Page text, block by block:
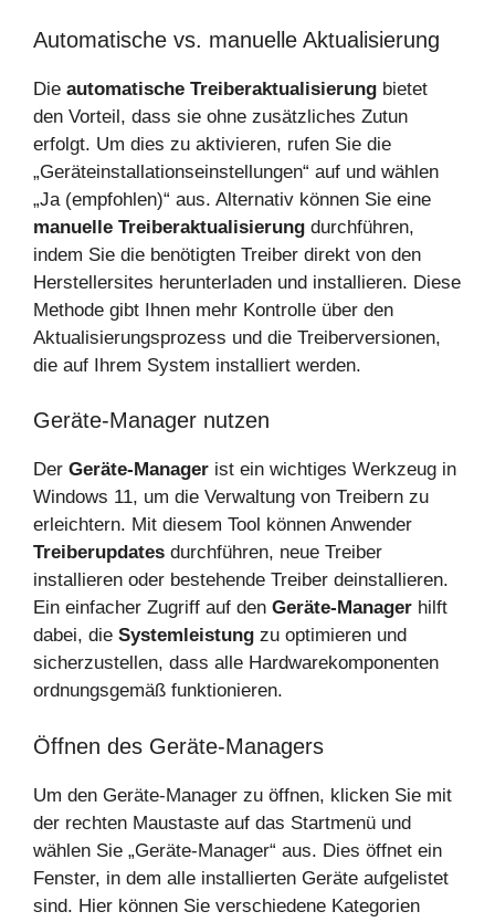
Automatische vs. manuelle Aktualisierung
Die automatische Treiberaktualisierung bietet
den Vorteil, dass sie ohne zusätzliches Zutun
erfolgt. Um dies zu aktivieren, rufen Sie die
„Geräteinstallationseinstellungen“ auf und wählen
„Ja (empfohlen)“ aus. Alternativ können Sie eine
manuelle Treiberaktualisierung durchführen,
indem Sie die benötigten Treiber direkt von den
Herstellersites herunterladen und installieren. Diese
Methode gibt Ihnen mehr Kontrolle über den
Aktualisierungsprozess und die Treiberversionen,
die auf Ihrem System installiert werden.
Geräte-Manager nutzen
Der Geräte-Manager ist ein wichtiges Werkzeug in
Windows 11, um die Verwaltung von Treibern zu
erleichtern. Mit diesem Tool können Anwender
Treiberupdates durchführen, neue Treiber
installieren oder bestehende Treiber deinstallieren.
Ein einfacher Zugriff auf den Geräte-Manager hilft
dabei, die Systemleistung zu optimieren und
sicherzustellen, dass alle Hardwarekomponenten
ordnungsgemäß funktionieren.
Öffnen des Geräte-Managers
Um den Geräte-Manager zu öffnen, klicken Sie mit
der rechten Maustaste auf das Startmenü und
wählen Sie „Geräte-Manager“ aus. Dies öffnet ein
Fenster, in dem alle installierten Geräte aufgelistet
sind. Hier können Sie verschiedene Kategorien